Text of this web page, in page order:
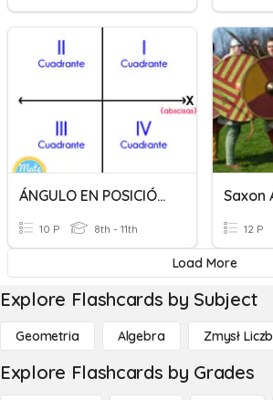
ÁNGULO EN POSICIÓN NORMAL
10 P 8th - 11th 12 P
Load More
Explore Flashcards by Subject
Geometria Algebra Zmysł Liczb
Explore Flashcards by Grades